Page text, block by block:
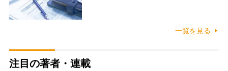
一覧を見る
注目の著者・連載